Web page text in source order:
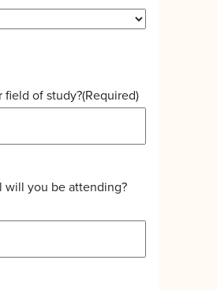
field of study?(Required)
will you be attending?